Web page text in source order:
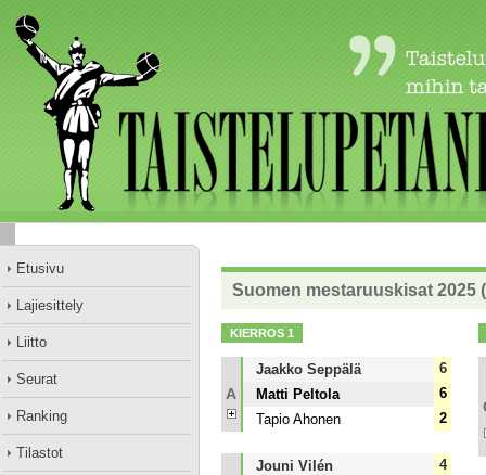
Etusivu
Lajiesittely
Liitto
Seurat
Ranking
Tilastot
Suomen mestaruuskisat 2025
KIERROS 1
A
Jaakko Seppälä
6
Matti Peltola
6
Tapio Ahonen
2
Jouni Vilén
4